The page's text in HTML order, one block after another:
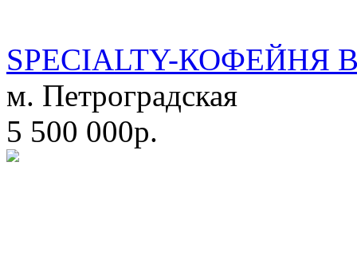
SPECIALTY-
м. Петроградская
5 500 000р.